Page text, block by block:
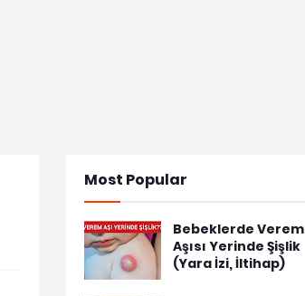
Most Popular
Bebeklerde Verem
Aşısı Yerinde Şişlik
(Yara İzi, İltihap)